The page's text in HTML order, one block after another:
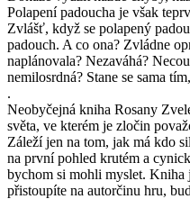
Polapení padoucha je však
Zvlášť, když se polapený
padouch. A co ona? Zvládne
naplánovala? Nezaváhá?
nemilosrdná? Stane se sama
.
Neobyčejná kniha Rosany
světa, ve kterém je zločin
Záleží jen na tom, jak má kdo
na první pohled krutém a
bychom si mohli myslet. Kniha
přistoupíte na autorčinu hru,